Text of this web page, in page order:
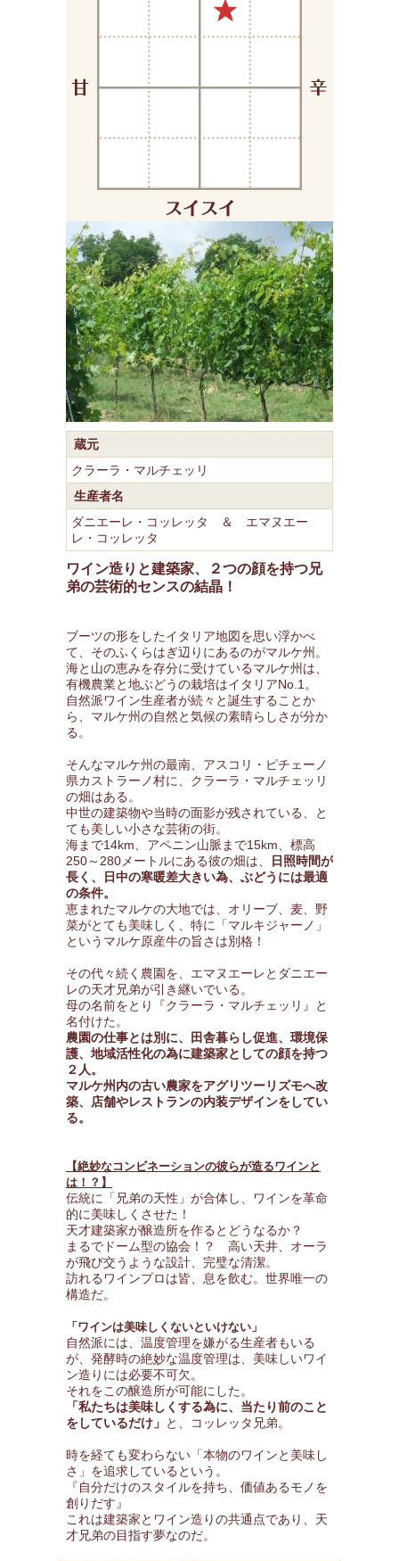
蔵元
クラーラ・マルチェッリ
生産者名
ダニエーレ・コッレッタ ＆ エマヌエー
レ・コッレッタ
ワイン造りと建築家、２つの顔を持つ兄
弟の芸術的センスの結晶！
ブーツの形をしたイタリア地図を思い浮かべ
て、そのふくらはぎ辺りにあるのがマルケ州。
海と山の恵みを存分に受けているマルケ州は、
有機農業と地ぶどうの栽培はイタリアNo.1。
自然派ワイン生産者が続々と誕生することか
ら、マルケ州の自然と気候の素晴らしさが分か
る。
そんなマルケ州の最南、アスコリ・ピチェーノ
県カストラーノ村に、クラーラ・マルチェッリ
の畑はある。
中世の建築物や当時の面影が残されている、と
ても美しい小さな芸術の街。
海まで14km、アペニン山脈まで15km、標高
250～280メートルにある彼の畑は、
日照時間が
長く、日中の寒暖差大きい為、ぶどうには最適
の条件。
恵まれたマルケの大地では、オリーブ、麦、野
菜がとても美味しく、特に「マルキジャーノ」
というマルケ原産牛の旨さは別格！
その代々続く農園を、エマヌエーレとダニエー
レの天才兄弟が引き継いでいる。
母の名前をとり『クラーラ・マルチェッリ』と
名付けた。
農園の仕事とは別に、田舎暮らし促進、環境保
護、地域活性化の為に建築家としての顔を持つ
２人。
マルケ州内の古い農家をアグリツーリズモへ改
築、店舗やレストランの内装デザインをしてい
る。
【絶妙なコンビネーションの彼らが造るワインと
は！？】
伝統に「兄弟の天性」が合体し、ワインを革命
的に美味しくさせた！
天才建築家が醸造所を作るとどうなるか？
まるでドーム型の協会！？ 高い天井、オーラ
が飛び交うような設計、完璧な清潔。
訪れるワインプロは皆、息を飲む。世界唯一の
構造だ。
「ワインは美味しくないといけない」
自然派には、温度管理を嫌がる生産者もいる
が、発酵時の絶妙な温度管理は、美味しいワイ
ン造りには必要不可欠。
それをこの醸造所が可能にした。
「私たちは美味しくする為に、当たり前のこと
をしているだけ」 と、コッレッタ兄弟。
時を経ても変わらない「本物のワインと美味し
さ」を追求しているという。
『自分だけのスタイルを持ち、価値あるモノを
創りだす』
これは建築家とワイン造りの共通点であり、天
才兄弟の目指す夢なのだ。